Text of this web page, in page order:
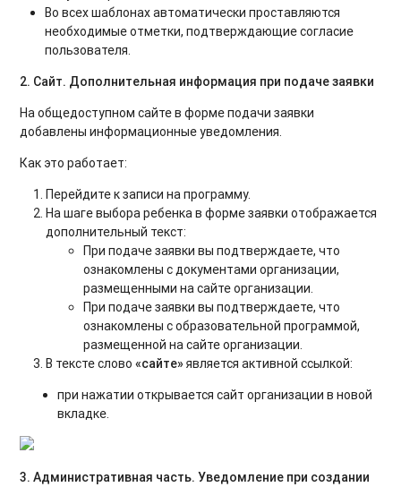
Во всех шаблонах автоматически проставляются
необходимые отметки, подтверждающие согласие
пользователя.
2. Сайт. Дополнительная информация при подаче заявки
На общедоступном сайте в форме подачи заявки
добавлены информационные уведомления.
Как это работает:
Перейдите к записи на программу.
На шаге выбора ребенка в форме заявки отображается
дополнительный текст:
При подаче заявки вы подтверждаете, что
ознакомлены с документами организации,
размещенными на сайте организации.
При подаче заявки вы подтверждаете, что
ознакомлены с образовательной программой,
размещенной на сайте организации.
В тексте слово«сайте» является активной ссылкой:
при нажатии открывается сайт организации в новой
вкладке.
3. Административная часть. Уведомление при создании